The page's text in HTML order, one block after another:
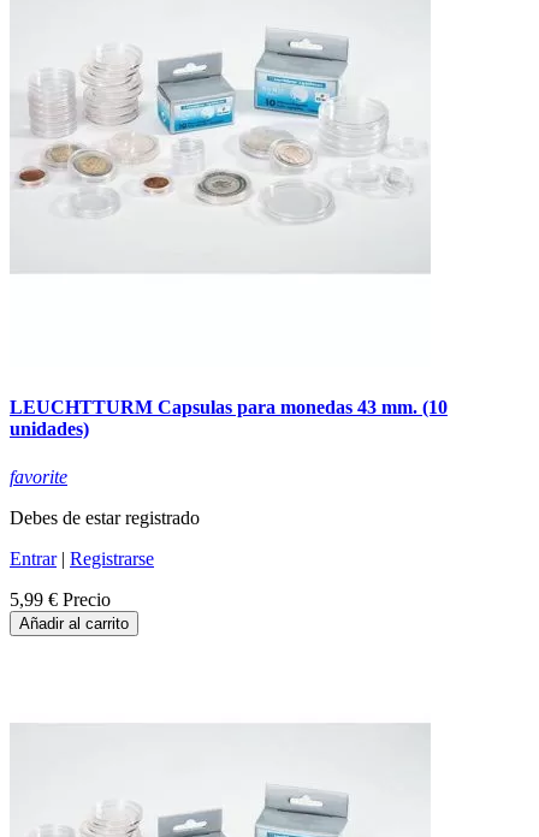
LEUCHTTURM Capsulas para monedas 43 mm. (10
unidades)
favorite
Debes de estar registrado
Entrar| Registrarse
5,99 € Precio
Añadir al carrito